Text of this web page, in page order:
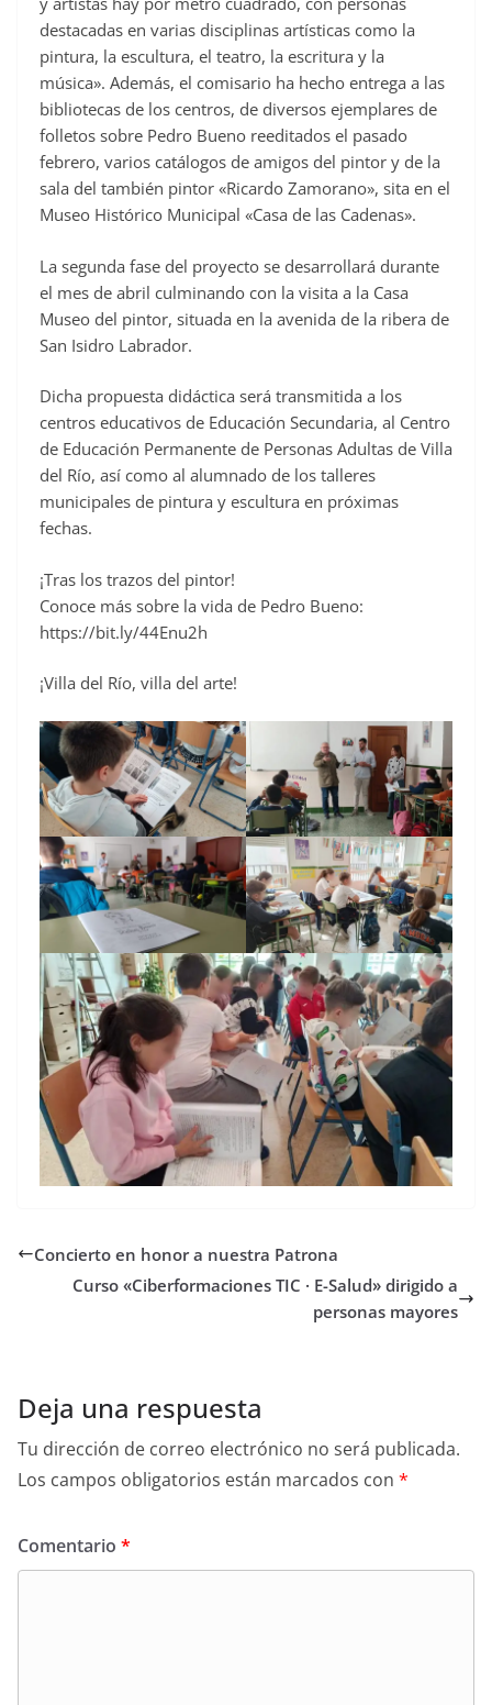
destacadas en varias disciplinas artísticas como la
pintura, la escultura, el teatro, la escritura y la
música». Además, el comisario ha hecho entrega a las
bibliotecas de los centros, de diversos ejemplares de
folletos sobre Pedro Bueno reeditados el pasado
febrero, varios catálogos de amigos del pintor y de la
sala del también pintor «Ricardo Zamorano», sita en el
Museo Histórico Municipal «Casa de las Cadenas».
La segunda fase del proyecto se desarrollará durante
el mes de abril culminando con la visita a la Casa
Museo del pintor, situada en la avenida de la ribera de
San Isidro Labrador.
Dicha propuesta didáctica será transmitida a los
centros educativos de Educación Secundaria, al Centro
de Educación Permanente de Personas Adultas de Villa
del Río, así como al alumnado de los talleres
municipales de pintura y escultura en próximas
fechas.
¡Tras los trazos del pintor!
Conoce más sobre la vida de Pedro Bueno:
https://bit.ly/44Enu2h
¡Villa del Río, villa del arte!
Concierto en honor a nuestra Patrona
Curso «Ciberformaciones TIC · E-Salud» dirigido a
personas mayores
Deja una respuesta
Tu dirección de correo electrónico no será publicada.
Los campos obligatorios están marcados con *
Comentario *